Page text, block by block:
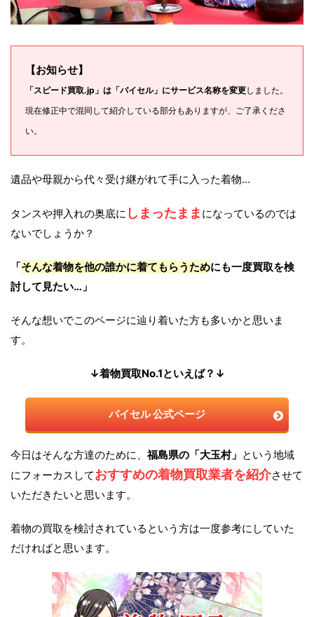
【お知らせ】
「スピード買取.jp」は「バイセル」にサービス名称を変更しました。
現在修正中で混同して紹介している部分もありますが、ご了承くださ
い。
遺品や母親から代々受け継がれて手に入った着物…
タンスや押入れの奥底に しまったまま になっているのでは
ないでしょうか？
「そんな着物を他の誰かに着てもらうためにも一度買取を検
討して見たい…」
そんな想いでこのページに辿り着いた方も多いかと思いま
す。
↓着物買取No.1といえば？↓
バイセル 公式ページ
今日はそんな方達のために、 福島県の「大玉村」 という地域
にフォーカスしておすすめの着物買取業者を紹介させて
いただきたいと思います。
着物の買取を検討されているという方は一度参考にしていた
だければと思います。